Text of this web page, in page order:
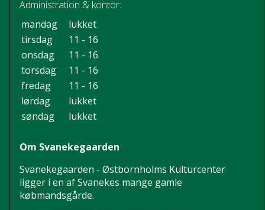
Administration & kontor:
mandag
lukket
tirsdag
11 - 16
onsdag
11 - 16
torsdag
11 - 16
fredag
11 - 16
lørdag
lukket
søndag
lukket
Om Svanekegaarden
Svanekegaarden - Østbornholms Kulturcenter
ligger i en af Svanekes mange gamle
købmandsgårde.